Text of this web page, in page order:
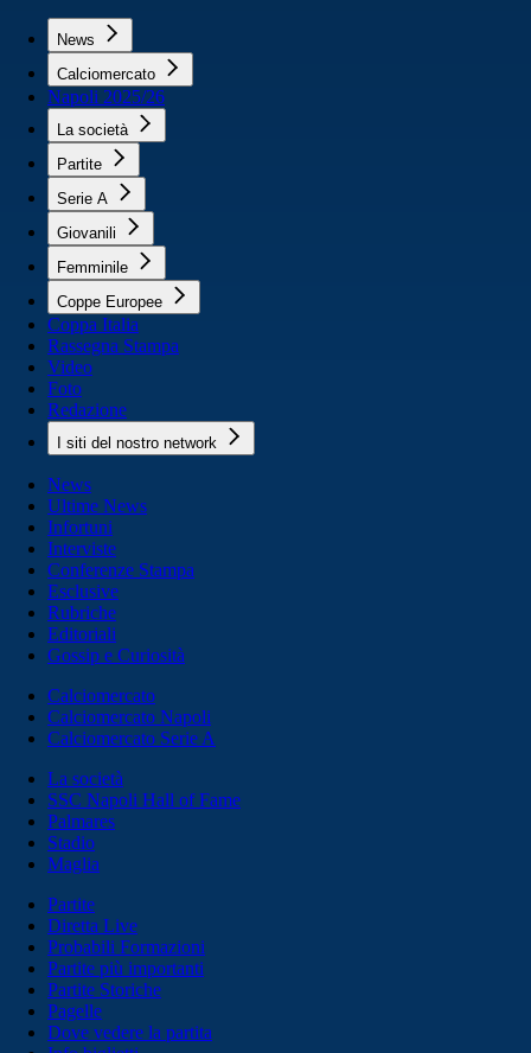
News
Calciomercato
Napoli 2025/26
La società
Partite
Serie A
Giovanili
Femminile
Coppe Europee
Coppa Italia
Rassegna Stampa
Video
Foto
Redazione
I siti del nostro network
News
Ultime News
Infortuni
Interviste
Conferenze Stampa
Esclusive
Rubriche
Editoriali
Gossip e Curiosità
Calciomercato
Calciomercato Napoli
Calciomercato Serie A
La società
SSC Napoli Hall of Fame
Palmares
Stadio
Maglia
Partite
Diretta Live
Probabili Formazioni
Partite più importanti
Partite Storiche
Pagelle
Dove vedere la partita